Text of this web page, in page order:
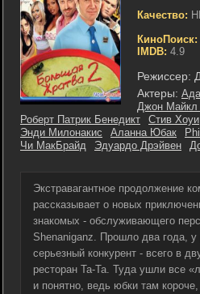
Качество:
КиноПоиск:
IMDB: 4.9
Режиссер:
Актеры:
Джон Майкл
Роберт Патрик Бенедикт
Стив Хоуи
Энди Милонакис
Аланна Юбак
Чи МакБрайд
Эдуардо Дрэйвен
Экстравагантное продолжение
рассказывает о новых
знакомых - обслуживающего
Shenaniganz. Прошло два года, у
серьезный конкурент - всего в
ресторан Ta-Ta. Туда ушли все
и понятно, ведь юбки там